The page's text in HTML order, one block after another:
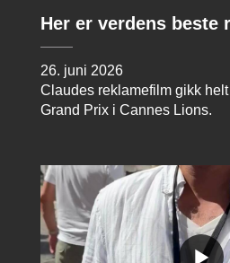
Her er verdens beste
26. juni 2026
Claudes reklamefilm gikk
Grand Prix i Cannes Lions.